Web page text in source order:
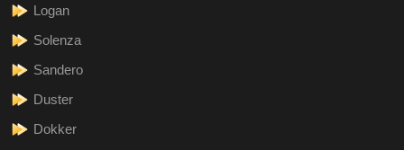
Logan
Solenza
Sandero
Duster
Dokker